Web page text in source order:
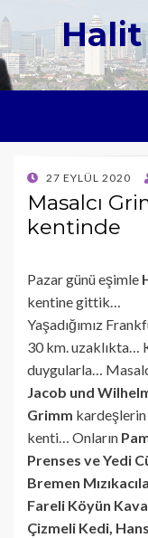
POSTED
ON
27 EYLÜL 2020
Masalcı
kentinde
Pazar günü eşimle
kentine gittik…
Yaşadığımız
30 km. uzaklıkta…
duygularla…
Jacob und
Grimm kardeşlerin
kenti… Onların
Prenses ve Yedi
Bremen
Fareli Köyün
Çizmeli Kedi,